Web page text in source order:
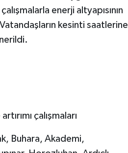
enerji altyapısının
kesinti saatlerine
çalışmaları
Buhara, Akademi,